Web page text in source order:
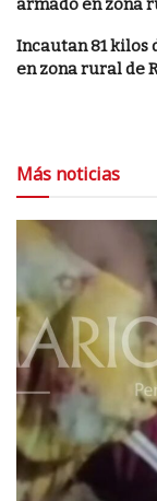
Incautan 81 kilos
en zona rural de
Más noticias